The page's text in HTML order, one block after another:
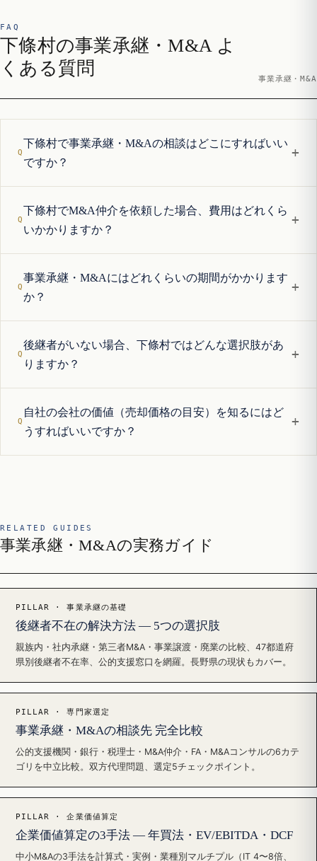
FAQ
下條村の事業承継・M&A よ
くある質問
事業承継・M&A
下條村で事業承継・M&Aの相談はどこにすればいい
ですか？
+
下條村でM&A仲介を依頼した場合、費用はどれくら
いかかりますか？
+
事業承継・M&Aにはどれくらいの期間がかかります
か？
+
後継者がいない場合、下條村ではどんな選択肢があ
りますか？
+
自社の会社の価値（売却価格の目安）を知るにはど
うすればいいですか？
+
RELATED GUIDES
事業承継・M&Aの実務ガイド
PILLAR · 事業承継の基礎
後継者不在の解決方法 — 5つの選択肢
親族内・社内承継・第三者M&A・事業譲渡・廃業の比較、47都道府
県別後継者不在率、公的支援窓口を網羅。長野県の現状もカバー。
PILLAR · 専門家選定
事業承継・M&Aの相談先 完全比較
公的支援機関・銀行・税理士・M&A仲介・FA・M&Aコンサルの6カテ
ゴリを中立比較。双方代理問題、選定5チェックポイント。
PILLAR · 企業価値算定
企業価値算定の3手法 — 年買法・EV/EBITDA・DCF
中小M&Aの3手法を計算式・実例・業種別マルチプル（IT 4〜8倍、